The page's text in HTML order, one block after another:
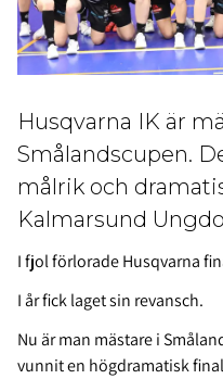
Husqvarna IK är
Smålandscupen.
målrik och
Kalmarsund
I fjol förlorade Husqvarna
I år fick laget sin revansch.
Nu är man mästare i
vunnit en högdramatisk